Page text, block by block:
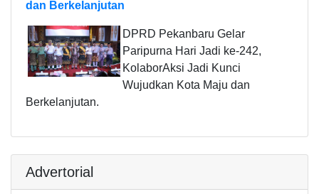
dan Berkelanjutan
DPRD Pekanbaru Gelar
Paripurna Hari Jadi ke-242,
KolaborAksi Jadi Kunci
Wujudkan Kota Maju dan
Berkelanjutan.
Advertorial